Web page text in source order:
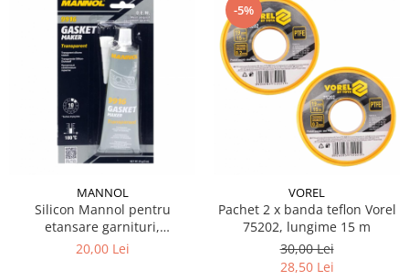
MANNOL
Silicon Mannol pentru
etansare garnituri,
transparent 85 gr
20,00 Lei
-5%
VOREL
Pachet 2 x banda teflon Vorel
75202, lungime 15 m
30,00 Lei
28,50 Lei